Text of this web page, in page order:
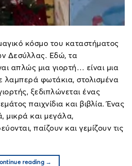
κόσμο του καταστήματος
Δεσύλλας. Εδώ, τα
απλώς μια γιορτή… είναι μια
λαμπερά φωτάκια, στολισμένα
ξεδιπλώνεται ένας
παιχνίδια και βιβλία. Ένας
μικρά και μεγάλα,
παίζουν και γεμίζουν τις
reading →